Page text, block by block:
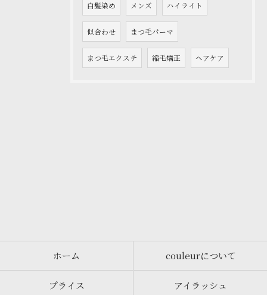
白髪染め メンズ ハイライト
似合わせ まつ毛パーマ
まつ毛エクステ 縮毛矯正 ヘアケア
ホーム couleurについて
プライス アイラッシュ